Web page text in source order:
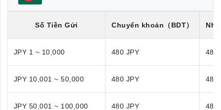
Số Tiền Gửi Chuyển khoản （BDT）
JPY 1 ~ 10,000 480 JPY 480
JPY 10,001 ~ 50,000 480 JPY 480
JPY 50,001 ~ 100,000 480 JPY 480